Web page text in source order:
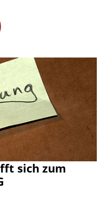
sich zum